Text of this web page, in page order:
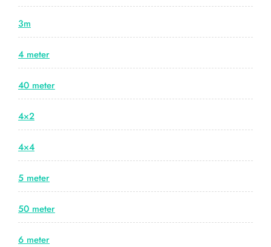
3m
4 meter
40 meter
4×2
4×4
5 meter
50 meter
6 meter